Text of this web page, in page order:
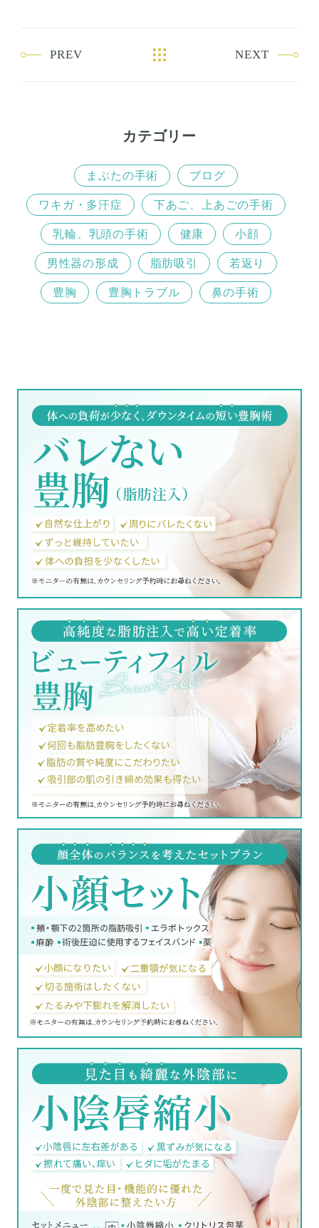
o
PREV NEXT
カテゴリー
まぶたの手術 ブログ
ワキガ・多汗症 下あご、上あごの手術
乳輪、乳頭の手術 健康 小顔
男性器の形成 脂肪吸引 若返り
豊胸 豊胸トラブル 鼻の手術